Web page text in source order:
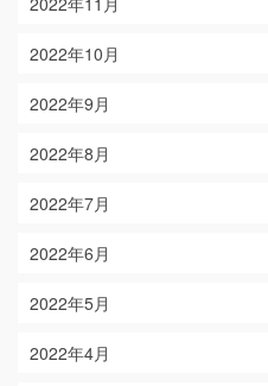
2022年10月
2022年9月
2022年8月
2022年7月
2022年6月
2022年5月
2022年4月